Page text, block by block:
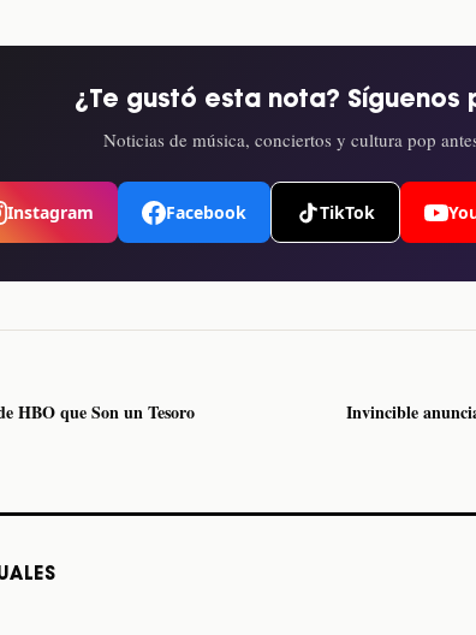
¿Te gustó esta nota? Síguenos
Noticias de música, conciertos y cultura pop
Instagram Facebook TikTok
HBO que Son un Tesoro
Invincible